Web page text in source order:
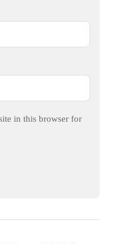
in this browser for